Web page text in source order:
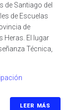
de Santiago del
de Escuelas
de
Heras. El lugar
Técnica,
LEER MÁS